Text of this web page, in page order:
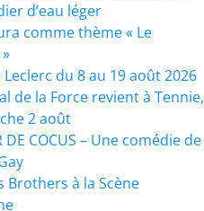
d’eau léger
comme thème « Le
Leclerc du 8 au 19 août 2026
de la Force revient à Tennie,
2 août
DE COCUS – Une comédie de
Brothers à la Scène